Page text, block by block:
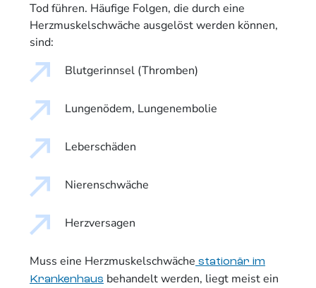
Tod führen. Häufige Folgen, die durch eine
Herzmuskelschwäche ausgelöst werden können,
sind:
Blutgerinnsel (Thromben)
Lungenödem, Lungenembolie
Leberschäden
Nierenschwäche
Herzversagen
Muss eine Herzmuskelschwäche stationär im
Krankenhaus behandelt werden, liegt meist ein